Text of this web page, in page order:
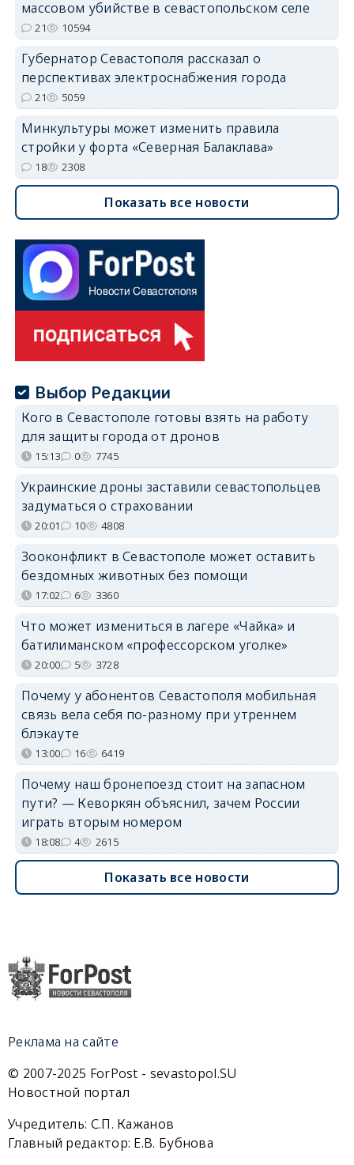
массовом убийстве в севастопольском селе
21 10594
Губернатор Севастополя рассказал о
перспективах электроснабжения города
21 5059
Минкультуры может изменить правила
стройки у форта «Северная Балаклава»
18 2308
Показать все новости
Выбор Редакции
Кого в Севастополе готовы взять на работу
для защиты города от дронов
15:13 0 7745
Украинские дроны заставили севастопольцев
задуматься о страховании
20:01 10 4808
Зооконфликт в Севастополе может оставить
бездомных животных без помощи
17:02 6 3360
Что может измениться в лагере «Чайка» и
батилиманском «профессорском уголке»
20:00 5 3728
Почему у абонентов Севастополя мобильная
связь вела себя по-разному при утреннем
блэкауте
13:00 16 6419
Почему наш бронепоезд стоит на запасном
пути? — Кеворкян объяснил, зачем России
играть вторым номером
18:08 4 2615
Показать все новости
Реклама на сайте
© 2007-2025 ForPost - sevastopol.SU
Новостной портал
Учредитель: С.П. Кажанов
Главный редактор: Е.В. Бубнова